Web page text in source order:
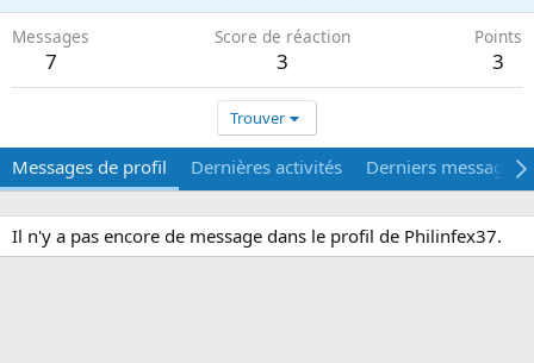
Messages
7
Score de réaction
3
Points
3
Trouver
Messages de profil Dernières activités Derniers messages
Il n'y a pas encore de message dans le profil de Philinfex37.